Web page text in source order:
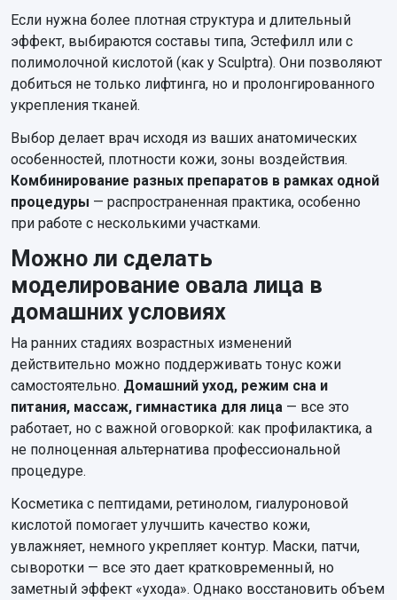
Если нужна более плотная структура и длительный
эффект, выбираются составы типа, Эстефилл или с
полимолочной кислотой (как у Sculptra). Они позволяют
добиться не только лифтинга, но и пролонгированного
укрепления тканей.
Выбор делает врач исходя из ваших анатомических
особенностей, плотности кожи, зоны воздействия.
Комбинирование разных препаратов в рамках одной
процедуры — распространенная практика, особенно
при работе с несколькими участками.
Можно ли сделать
моделирование овала лица в
домашних условиях
На ранних стадиях возрастных изменений
действительно можно поддерживать тонус кожи
самостоятельно. Домашний уход, режим сна и
питания, массаж, гимнастика для лица — все это
работает, но с важной оговоркой: как профилактика, а
не полноценная альтернатива профессиональной
процедуре.
Косметика с пептидами, ретинолом, гиалуроновой
кислотой помогает улучшить качество кожи,
увлажняет, немного укрепляет контур. Маски, патчи,
сыворотки — все это дает кратковременный, но
заметный эффект «ухода». Однако восстановить объем